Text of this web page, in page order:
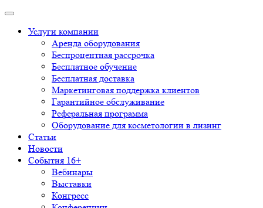
Услуги компании
Аренда оборудования
Беспроцентная рассрочка
Бесплатное обучение
Бесплатная доставка
Маркетинговая поддержка клиентов
Гарантийное обслуживание
Реферальная программа
Оборудование для косметологии в лизинг
Статьи
Новости
События 16+
Вебинары
Выставки
Конгресс